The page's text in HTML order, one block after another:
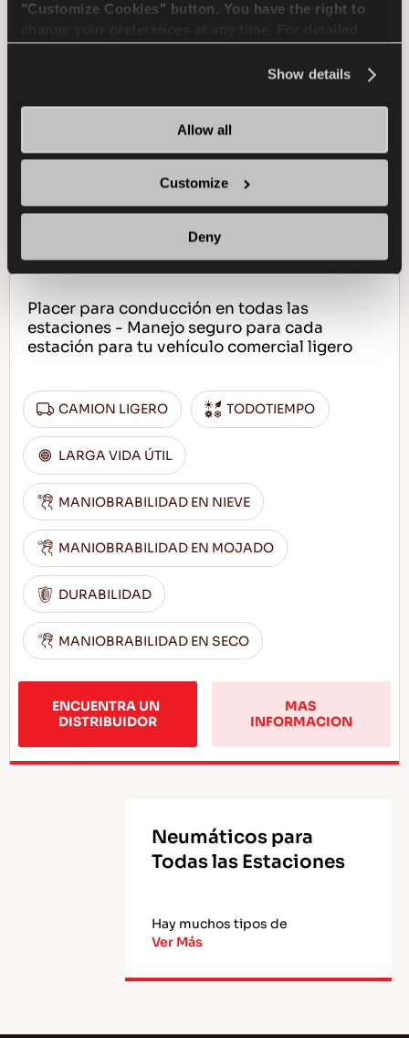
"Customize Cookies" button. You have the right to
Show details
Allow all
Customize
Deny
MANIOBRABILIDAD EN MOJADO
MAS
MULTIWAYS-C
Placer para conducción en todas las
estaciones - Manejo seguro para cada
estación para tu vehículo comercial ligero
CAMION LIGERO TODOTIEMPO
LARGA VIDA ÚTIL
MANIOBRABILIDAD EN NIEVE
MANIOBRABILIDAD EN MOJADO
DURABILIDAD
MANIOBRABILIDAD EN SECO
ENCUENTRA UN
DISTRIBUIDOR
MAS
INFORMACION
Neumáticos para
Todas las Estaciones
Hay muchos tipos de
neumáticos, todos los cuales
determinadas condiciones. Uno
Ver Más